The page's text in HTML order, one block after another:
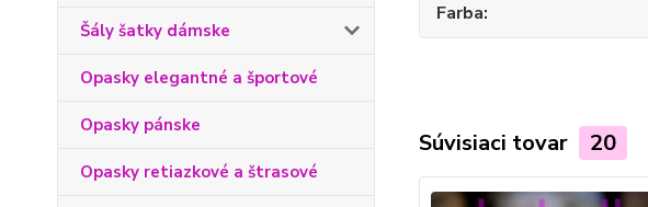
Šály šatky dámske
Opasky elegantné a športové
Opasky pánske
Opasky retiazkové a štrasové
Farba
Súvisiaci tovar 20